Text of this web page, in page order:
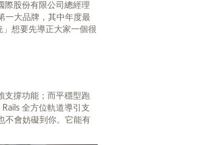
際股份有限公司總經理
一大品牌，其中年度最
」想要先導正大家一個很
支撐功能；而平穩型跑
全方位軌道導引支
不會妨礙到你。它能有